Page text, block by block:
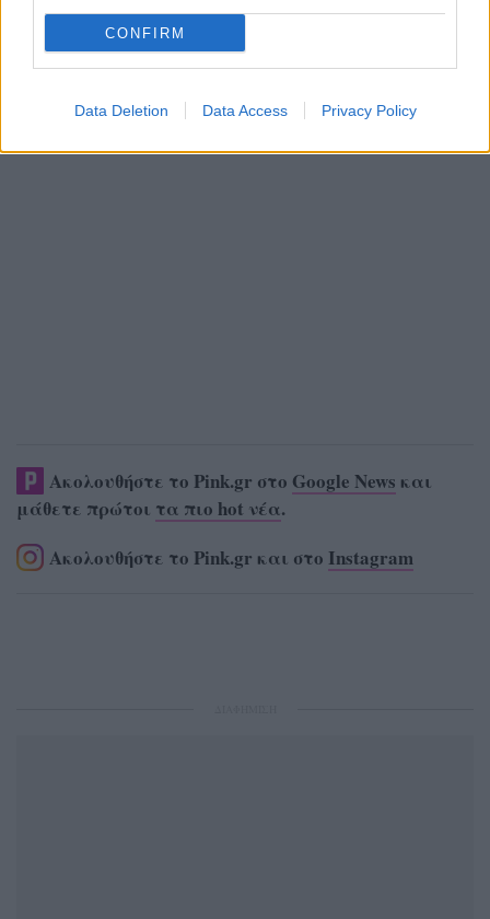
CONFIRM
Data Deletion Data Access Privacy Policy
Ακολουθήστε το Pink.gr στο Google News και
μάθετε πρώτοι τα πιο hot νέα.
Ακολουθήστε το Pink.gr και στο Instagram